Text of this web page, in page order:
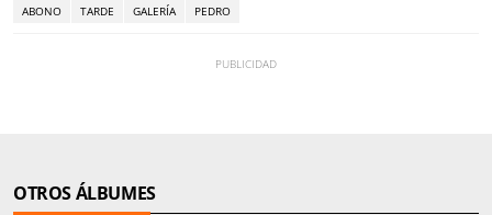
ABONO TARDE GALERÍA PEDRO
OTROS ÁLBUMES